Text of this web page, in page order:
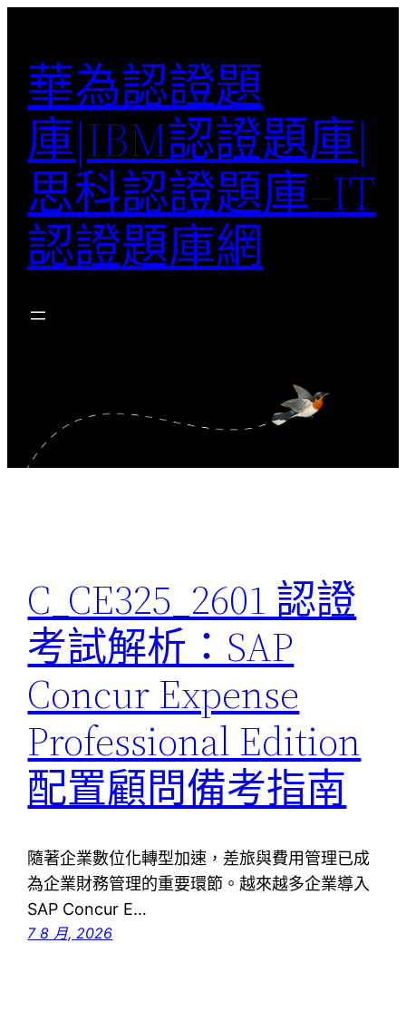
華為認證題
庫|IBM認證題庫|
思科認證題庫–IT
認證題庫網
C_CE325_2601 認證
考試解析：SAP
Concur Expense
Professional Edition
配置顧問備考指南
隨著企業數位化轉型加速，差旅與費用管理已成
為企業財務管理的重要環節。越來越多企業導入
SAP Concur E…
7 8 月, 2026